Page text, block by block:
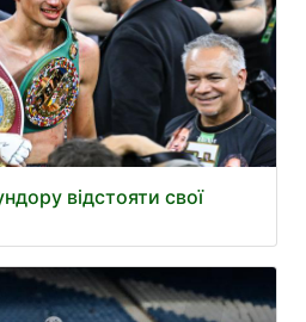
відстояти свої